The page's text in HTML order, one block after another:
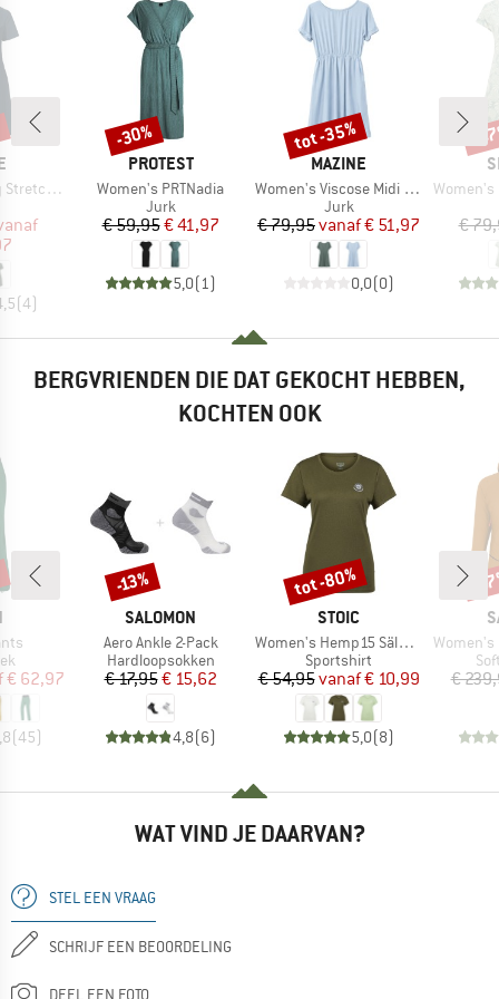
Dress
prijs
(4)
MERK
PROTEST
Artikel
Women's PRTNadia
Productgroep
Jurk
Prijs
€ 59,95Verlaagde prijs
€ 41,97
5,0(1 )
Korting
-30%
MERK
MAZINE
Artikel
Women's Viscose Midi Dress
Productgroep
Jurk
Prijs
€ 79,95 Verlaagde prijs
vanaf€ 51,97
0,0(0)
Korting
tot -35%
Artikel
Women's
€
-
BERGVRIENDEN DIE DAT GEKOCHT HEBBEN,
KOCHTEN OOK
prijs
€ 62,97
(45)
MERK
SALOMON
Artikel
Aero Ankle 2-Pack
Productgroep
Hardloopsokken
Prijs
€ 17,95Verlaagde prijs
€ 15,62
4,8(6)
Korting
-13%
MERK
STOIC
Artikel
Women's Hemp15 SälkaSt. II S/S
Productgroep
Sportshirt
Prijs
€ 54,95 Verlaagde prijs
vanaf€ 10,99
5,0(8)
Korting
tot -80%
Artikel
Women's Pedroc
€
-
WAT VIND JE DAARVAN?
STEL EEN VRAAG
SCHRIJF EEN BEOORDELING
DEEL EEN FOTO